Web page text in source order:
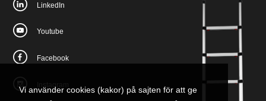
Vi använder cookies (kakor) på sajten för att ge
LinkedIn
Youtube
Facebook